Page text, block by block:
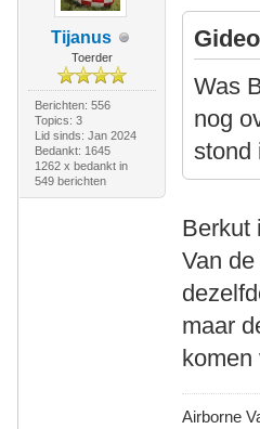
Tijanus
Toerder
Berichten: 556
Topics: 3
Lid sinds: Jan 2024
Bedankt: 1645
1262 x bedankt in
549 berichten
Was
nog
stond
Berkut
Van
maar
komen
Airborne